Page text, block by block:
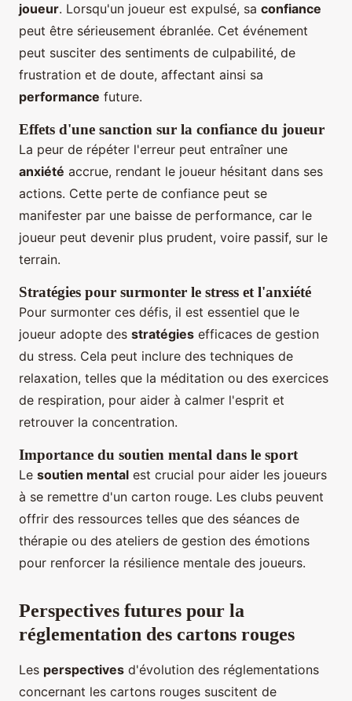
joueur. Lorsqu'un joueur est expulsé, sa confiance
peut être sérieusement ébranlée. Cet événement
peut susciter des sentiments de culpabilité, de
frustration et de doute, affectant ainsi sa
performance future.
Effets d'une sanction sur la confiance du joueur
La peur de répéter l'erreur peut entraîner une
anxiété accrue, rendant le joueur hésitant dans ses
actions. Cette perte de confiance peut se
manifester par une baisse de performance, car le
joueur peut devenir plus prudent, voire passif, sur le
terrain.
Stratégies pour surmonter le stress et l'anxiété
Pour surmonter ces défis, il est essentiel que le
joueur adopte des stratégies efficaces de gestion
du stress. Cela peut inclure des techniques de
relaxation, telles que la méditation ou des exercices
de respiration, pour aider à calmer l'esprit et
retrouver la concentration.
Importance du soutien mental dans le sport
Le soutien mental est crucial pour aider les joueurs
à se remettre d'un carton rouge. Les clubs peuvent
offrir des ressources telles que des séances de
thérapie ou des ateliers de gestion des émotions
pour renforcer la résilience mentale des joueurs.
Perspectives futures pour la
réglementation des cartons rouges
Les perspectives d'évolution des réglementations
concernant les cartons rouges suscitent de